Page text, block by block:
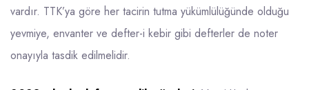
vardır. TTK’ya göre her tacirin tutma yükümlülüğünde olduğu
yevmiye, envanter ve defter-i kebir gibi defterler de noter
onayıyla tasdik edilmelidir.